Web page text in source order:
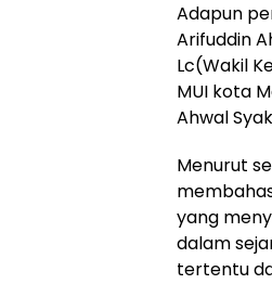
Adapun
Arifuddin
Lc(Wakil
MUI kota
Ahwal
Menurut
yang
dalam
tertentu